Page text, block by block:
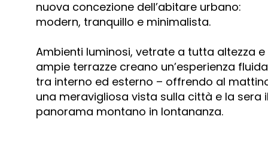
nuova concezione dell’abitare urbano:
modern, tranquillo e minimalista.
Ambienti luminosi, vetrate a tutta altezza e
ampie terrazze creano un’esperienza fluida
tra interno ed esterno – offrendo al
una meravigliosa vista sulla città e la sera
panorama montano in lontananza.